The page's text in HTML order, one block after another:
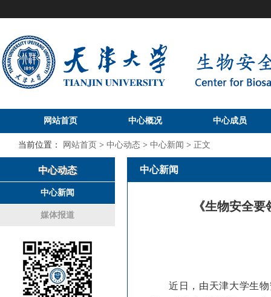
网站首页 中心概况 中心成员
当前位置： 网站首页 > 中心动态 > 中心新闻 > 正文
中心动态
中心新闻
媒体报道
中心新闻
《生物安全
近日，由天津大学生